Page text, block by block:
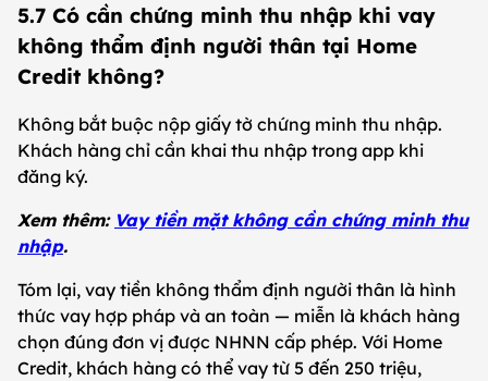
5.7 Có cần chứng minh thu nhập khi vay
không thẩm định người thân tại Home
Credit không?
Không bắt buộc nộp giấy tờ chứng minh thu nhập.
Khách hàng chỉ cần khai thu nhập trong app khi
đăng ký.
Xem thêm: Vay tiền mặt không cần chứng minh thu
nhập.
Tóm lại, vay tiền không thẩm định người thân là hình
thức vay hợp pháp và an toàn — miễn là khách hàng
chọn đúng đơn vị được NHNN cấp phép. Với Home
Credit, khách hàng có thể vay từ 5 đến 250 triệu,